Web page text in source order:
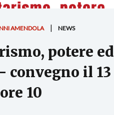
AMENDOLA NEWS
potere ed
convegno il 13
10